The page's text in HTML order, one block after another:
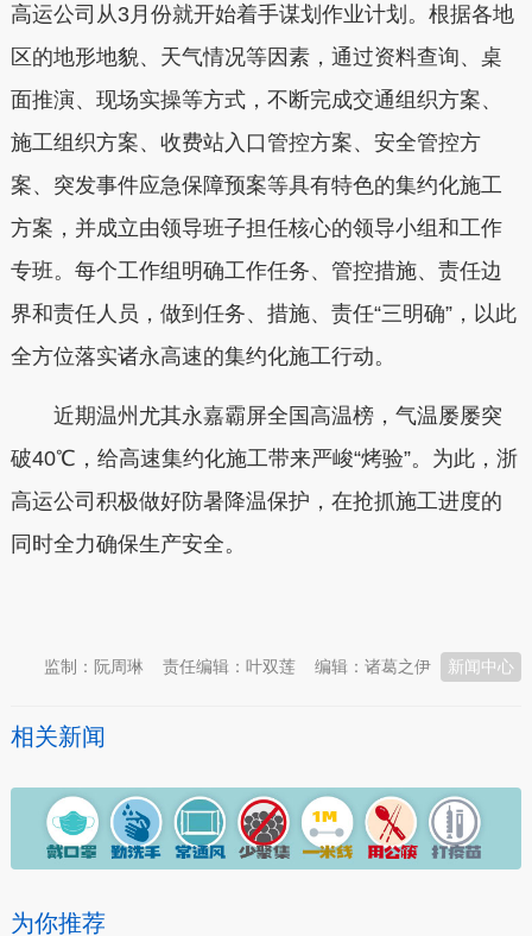
高运公司从3月份就开始着手谋划作业计划。根据各地
区的地形地貌、天气情况等因素，通过资料查询、桌
面推演、现场实操等方式，不断完成交通组织方案、
施工组织方案、收费站入口管控方案、安全管控方
案、突发事件应急保障预案等具有特色的集约化施工
方案，并成立由领导班子担任核心的领导小组和工作
专班。每个工作组明确工作任务、管控措施、责任边
界和责任人员，做到任务、措施、责任“三明确”，以此
全方位落实诸永高速的集约化施工行动。
近期温州尤其永嘉霸屏全国高温榜，气温屡屡突
破40℃，给高速集约化施工带来严峻“烤验”。为此，浙
高运公司积极做好防暑降温保护，在抢抓施工进度的
同时全力确保生产安全。
新闻中心
编辑：诸葛之伊
责任编辑：叶双莲
监制：阮周琳
相关新闻
为你推荐